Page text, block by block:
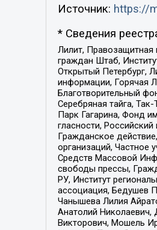
Источник: https://
* Сведения
Лилит, Правозащитная
граждан Штаб,
Открытый Петербург,
информации, Горячая
Благотворительный
Серебряная тайга,
Парк Гагарина, Фонд
гласности,
Гражданское
организаций, Частное
Средств Массовой
свободы прессы,
РУ, Институт
ассоциация, Бедушев
Чанышева Лилия
Анатолий Николаевич,
Викторович, Мошель